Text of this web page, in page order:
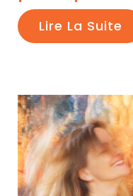
Lire La Suite